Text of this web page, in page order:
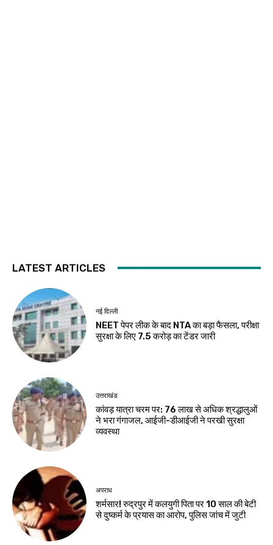
LATEST ARTICLES
नई दिल्ली
NEET पेपर लीक के बाद NTA का बड़ा फैसला, परीक्षा
सुरक्षा के लिए ₹7.5 करोड़ का टेंडर जारी
उत्तराखंड
कांवड़ यात्रा चरम पर: 76 लाख से अधिक श्रद्धालुओं
ने भरा गंगाजल, आईजी-डीआईजी ने परखी सुरक्षा
व्यवस्था
अपराध
शर्मसार! रुद्रपुर में कलयुगी पिता पर 10 साल की बेटी
से दुष्कर्म के प्रयास का आरोप, पुलिस जांच में जुटी